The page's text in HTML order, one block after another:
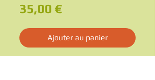
35,00 €Prix
Ajouter au panier